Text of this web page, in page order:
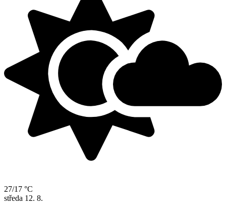
27/17 °C
středa 12. 8.